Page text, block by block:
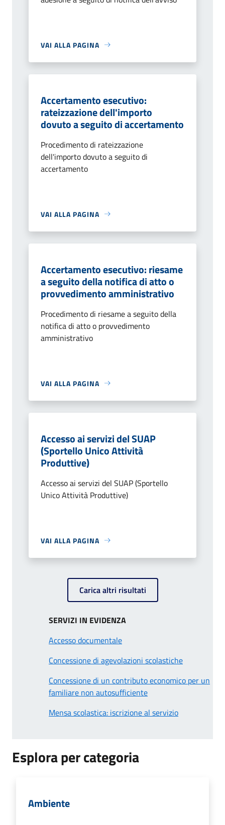
VAI ALLA PAGINA
Accertamento esecutivo:
rateizzazione dell'importo
dovuto a seguito di accertamento
Procedimento di rateizzazione
dell'importo dovuto a seguito di
accertamento
VAI ALLA PAGINA
Accertamento esecutivo: riesame
a seguito della notifica di atto o
provvedimento amministrativo
Procedimento di riesame a seguito della
notifica di atto o provvedimento
amministrativo
VAI ALLA PAGINA
Accesso ai servizi del SUAP
(Sportello Unico Attività
Produttive)
Accesso ai servizi del SUAP (Sportello
Unico Attività Produttive)
VAI ALLA PAGINA
Carica altri risultati
SERVIZI IN EVIDENZA
Accesso documentale
Concessione di agevolazioni scolastiche
Concessione di un contributo economico per un
familiare non autosufficiente
Mensa scolastica: iscrizione al servizio
Esplora per categoria
Ambiente